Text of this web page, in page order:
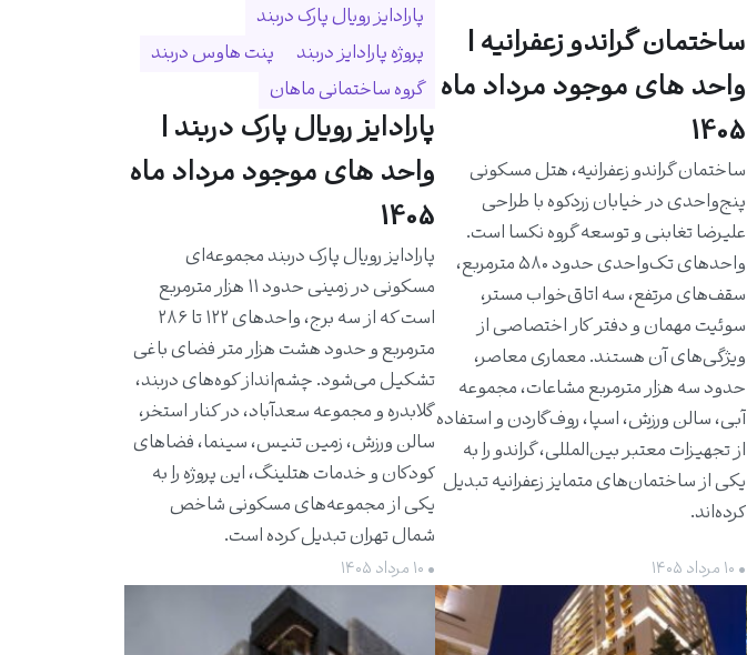
ساختمان گراندو زعفرانیه |
واحد های موجود مرداد ماه
1405
ساختمان گراندو زعفرانیه، هتل مسکونی
پنج‌واحدی در خیابان زردکوه با طراحی
علیرضا تغابنی و توسعه گروه نکسا است.
واحدهای تک‌واحدی حدود ۵۸۰ مترمربع،
سقف‌های مرتفع، سه اتاق‌خواب مستر،
سوئیت مهمان و دفتر کار اختصاصی از
ویژگی‌های آن هستند. معماری معاصر،
حدود سه هزار مترمربع مشاعات، مجموعه
آبی، سالن ورزش، اسپا، روف‌گاردن و استفاده
از تجهیزات معتبر بین‌المللی، گراندو را به
یکی از ساختمان‌های متمایز زعفرانیه تبدیل
کرده‌اند.
• ۱۰ مرداد ۱۴۰۵
پارادایز رویال پارک دربند
پروژه پارادایز دربند
پنت هاوس دربند
گروه ساختمانی ماهان
پارادایز رویال پارک دربند |
واحد های موجود مرداد ماه
1405
پارادایز رویال پارک دربند مجموعه‌ای
مسکونی در زمینی حدود ۱۱ هزار مترمربع
است که از سه برج، واحدهای ۱۲۲ تا ۲۸۶
مترمربع و حدود هشت هزار متر فضای باغی
تشکیل می‌شود. چشم‌انداز کوه‌های دربند،
گلابدره و مجموعه سعدآباد، در کنار استخر،
سالن ورزش، زمین تنیس، سینما، فضاهای
کودکان و خدمات هتلینگ، این پروژه را به
یکی از مجموعه‌های مسکونی شاخص
شمال تهران تبدیل کرده است.
• ۱۰ مرداد ۱۴۰۵